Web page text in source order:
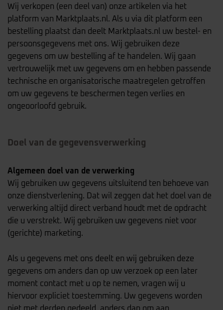
Wij verkopen (een deel van) onze artikelen via het
platform van Marktplaats.nl. Als u via dit platform een
bestelling plaatst dan deelt Marktplaats.nl uw bestel- en
persoonsgegevens met ons. Wij gebruiken deze
gegevens om uw bestelling af te handelen. Wij gaan
vertrouwelijk met uw gegevens om en hebben passende
technische en organisatorische maatregelen getroffen
om uw gegevens te beschermen tegen verlies en
ongeoorloofd gebruik.
Doel van de gegevensverwerking
Algemeen doel van de verwerking
Wij gebruiken uw gegevens uitsluitend ten behoeve van
onze dienstverlening. Dat wil zeggen dat het doel van de
verwerking altijd direct verband houdt met de opdracht
die u verstrekt. Wij gebruiken uw gegevens niet voor
(gerichte) marketing.
Als u gegevens met ons deelt en wij gebruiken deze
gegevens om anders dan op uw verzoek op een later
moment contact met u op te nemen, vragen wij u
hiervoor expliciet toestemming. Uw gegevens worden